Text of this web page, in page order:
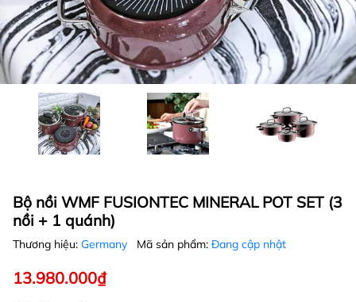
Bộ nồi WMF FUSIONTEC MINERAL POT SET (3
nồi + 1 quánh)
Thương hiệu: Germany Mã sản phẩm: Đang cập nhật
13.980.000₫